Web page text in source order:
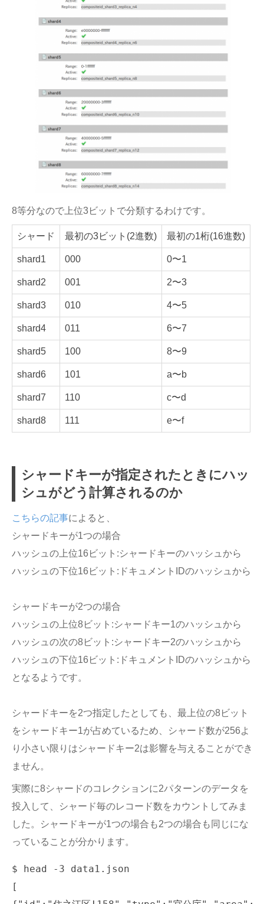
8等分なので上位3ビットで分類するわけです。
シャード 最初の3ビット(2進数) 最初の1桁(16進数)
shard1 000 0〜1
shard2 001 2〜3
shard3 010 4〜5
shard4 011 6〜7
shard5 100 8〜9
shard6 101 a〜b
shard7 110 c〜d
shard8 111 e〜f
シャードキーが指定されたときにハッ
シュがどう計算されるのか
こちらの記事によると、
シャードキーが1つの場合
ハッシュの上位16ビット:シャードキーのハッシュから
ハッシュの下位16ビット:ドキュメントIDのハッシュから
シャードキーが2つの場合
ハッシュの上位8ビット:シャードキー1のハッシュから
ハッシュの次の8ビット:シャードキー2のハッシュから
ハッシュの下位16ビット:ドキュメントIDのハッシュから
となるようです。
シャードキーを2つ指定したとしても、最上位の8ビット
をシャードキー1が占めているため、シャード数が256よ
り小さい限りはシャードキー2は影響を与えることができ
ません。
実際に8シャードのコレクションに2パターンのデータを
投入して、シャード毎のレコード数をカウントしてみま
した。シャードキーが1つの場合も2つの場合も同じにな
っていることが分かります。
$ head -3 data1.json
[